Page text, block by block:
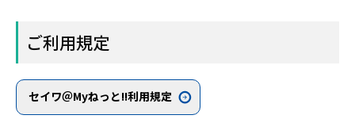
ご利用規定
セイワ＠Myねっと!!利用規定